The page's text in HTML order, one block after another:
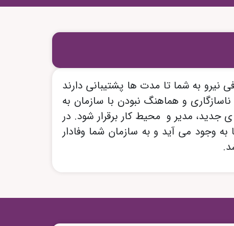
به شما تا مدت ها پشتیبانی دارند
و هماهنگ نبودن با سازمان به
مدیر و محیط کار برقرار شود. در
وجود می آید و به سازمان شما وفادار